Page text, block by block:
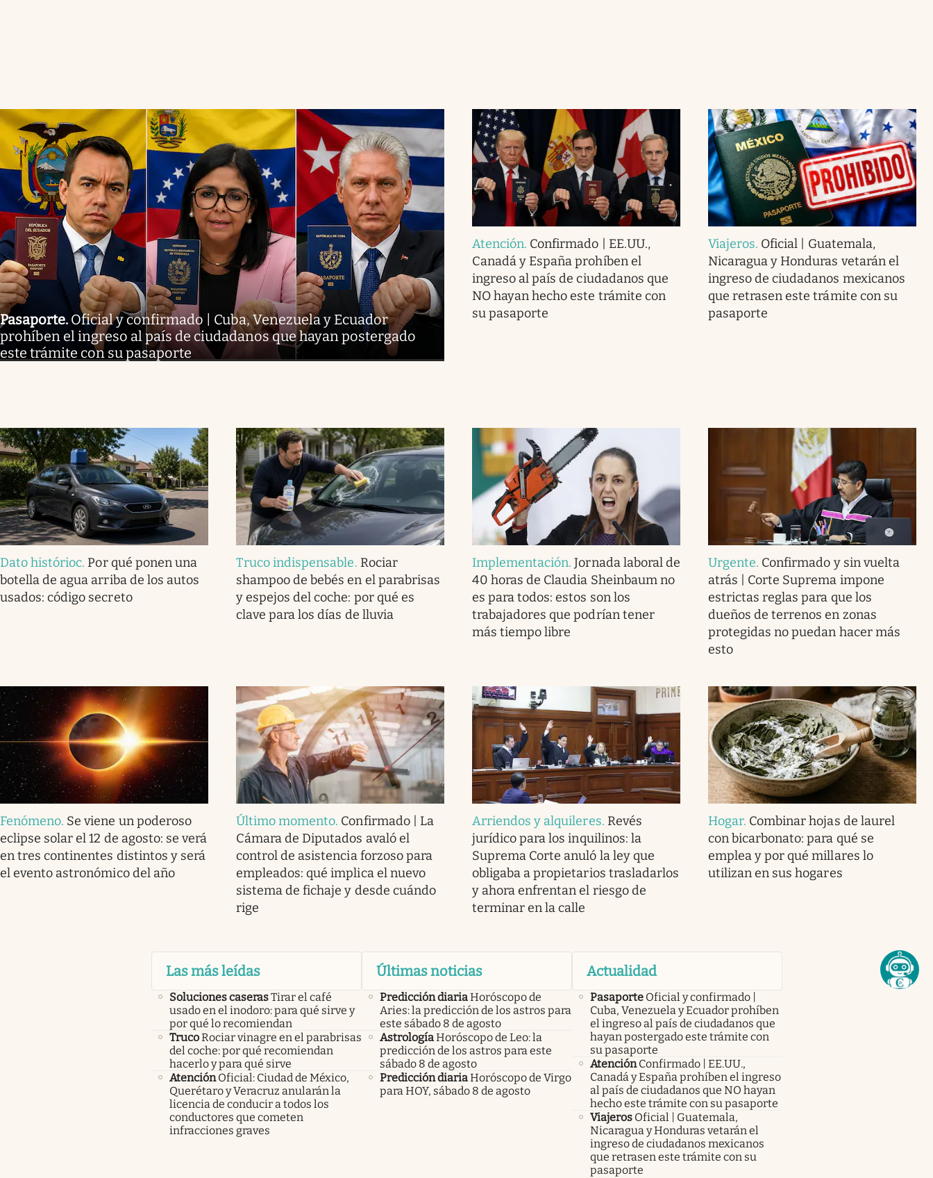
Pasaporte. Oficial y confirmado | Cuba, Venezuela y Ecuador
prohíben el ingreso al país de ciudadanos que hayan postergado
este trámite con su pasaporte
Atención. Confirmado | EE.UU.,
Canadá y España prohíben el
ingreso al país de ciudadanos que
NO hayan hecho este trámite con
su pasaporte
Viajeros. Oficial | Guatemala,
Nicaragua y Honduras vetarán el
ingreso de ciudadanos mexicanos
que retrasen este trámite con su
pasaporte
Dato histórioc. Por qué ponen una
botella de agua arriba de los autos
usados: código secreto
Truco indispensable. Rociar
shampoo de bebés en el parabrisas
y espejos del coche: por qué es
clave para los días de lluvia
Implementación.Jornada laboral de
40 horas de Claudia Sheinbaum no
es para todos: estos son los
trabajadores que podrían tener
más tiempo libre
Urgente. Confirmado y sin vuelta
atrás | Corte Suprema impone
estrictas reglas para que los
dueños de terrenos en zonas
protegidas no puedan hacer más
esto
Fenómeno. Se viene un poderoso
eclipse solar el 12 de agosto: se verá
en tres continentes distintos y será
el evento astronómico del año
Último momento. Confirmado | La
Cámara de Diputados avaló el
control de asistencia forzoso para
empleados: qué implica el nuevo
sistema de fichaje y desde cuándo
rige
Arriendos y alquileres. Revés
jurídico para los inquilinos: la
Suprema Corte anuló la ley que
obligaba a propietarios trasladarlos
y ahora enfrentan el riesgo de
terminar en la calle
Hogar. Combinar hojas de laurel
con bicarbonato: para qué se
emplea y por qué millares lo
utilizan en sus hogares
Las más leídas
Soluciones caserasTirar el café
usado en el inodoro: para qué sirve y
por qué lo recomiendan
TrucoRociar vinagre en el parabrisas
del coche: por qué recomiendan
hacerlo y para qué sirve
Atención Oficial: Ciudad de México,
Querétaro y Veracruz anularán la
licencia de conducir a todos los
conductores que cometen
infracciones graves
Últimas noticias
Predicción diariaHoróscopo de
Aries: la predicción de los astros para
este sábado 8 de agosto
AstrologíaHoróscopo de Leo: la
predicción de los astros para este
sábado 8 de agosto
Predicción diariaHoróscopo de Virgo
para HOY, sábado 8 de agosto
Actualidad
Pasaporte Oficial y confirmado |
Cuba, Venezuela y Ecuador prohíben
el ingreso al país de ciudadanos que
hayan postergado este trámite con
su pasaporte
Atención Confirmado | EE.UU.,
Canadá y España prohíben el ingreso
al país de ciudadanos que NO hayan
hecho este trámite con su pasaporte
Viajeros Oficial | Guatemala,
Nicaragua y Honduras vetarán el
ingreso de ciudadanos mexicanos
que retrasen este trámite con su
pasaporte